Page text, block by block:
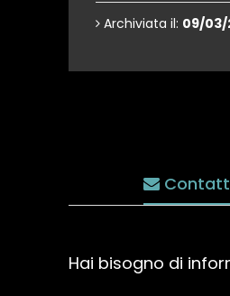
Archiviata il: 09/03/
Hai bisogno di